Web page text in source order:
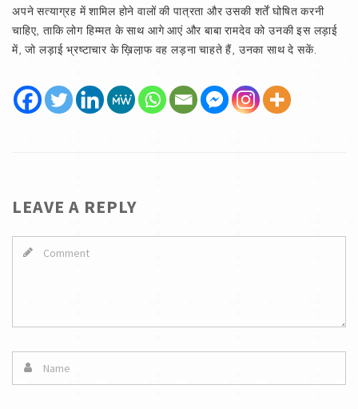
अपने सत्याग्रह में शामिल होने वालों की पात्रता और उसकी शर्तें घोषित करनी
चाहिए, ताकि लोग हिम्मत के साथ आगे आएं और बाबा रामदेव को उनकी इस लड़ाई
में, जो लड़ाई भ्रष्टाचार के ख़िला़फ वह लड़ना चाहते हैं, उनका साथ दे सकें.
LEAVE A REPLY